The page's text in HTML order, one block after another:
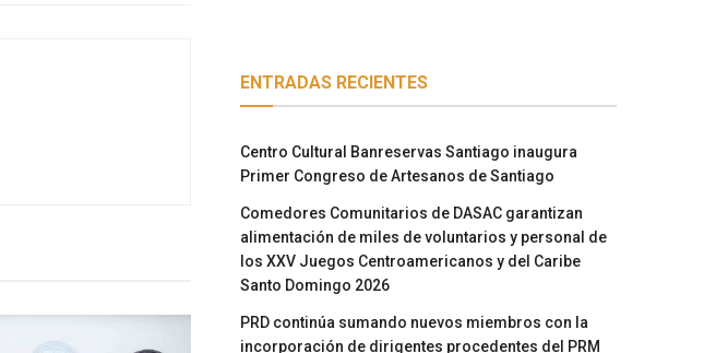
ENTRADAS RECIENTES
Centro Cultural Banreservas Santiago inaugura
Primer Congreso de Artesanos de Santiago
Comedores Comunitarios de DASAC garantizan
alimentación de miles de voluntarios y personal de
los XXV Juegos Centroamericanos y del Caribe
Santo Domingo 2026
PRD continúa sumando nuevos miembros con la
incorporación de dirigentes procedentes del PRM